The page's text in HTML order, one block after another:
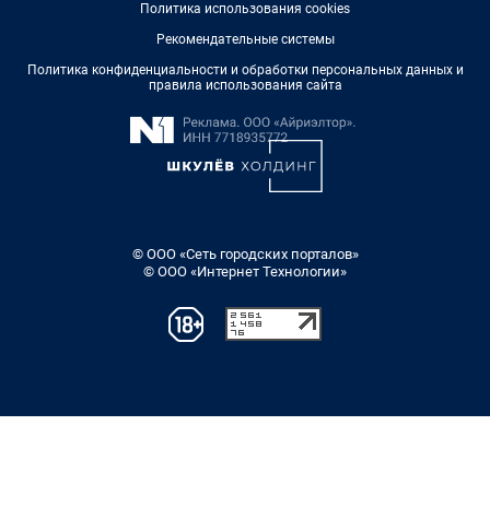
Политика использования cookies
Рекомендательные системы
Политика конфиденциальности и обработки персональных данных и
правила использования сайта
© ООО «Сеть городских порталов»
© ООО «Интернет Технологии»